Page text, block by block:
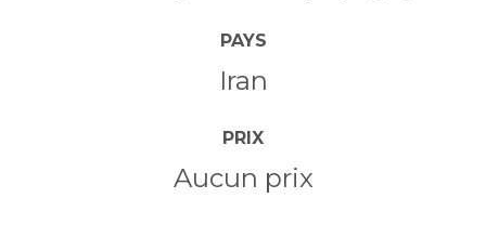
PAYS
Iran
PRIX
Aucun prix